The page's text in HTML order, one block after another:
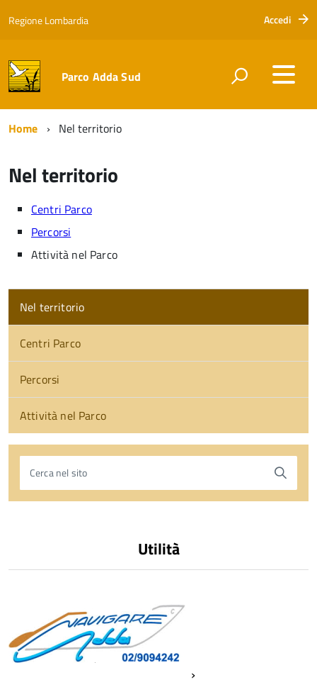
Regione Lombardia Accedi
Parco Adda Sud
Home Nel territorio
Nel territorio
Centri Parco
Percorsi
Attività nel Parco
Nel territorio
Centri Parco
Percorsi
Attività nel Parco
Cerca nel sito
Utilità